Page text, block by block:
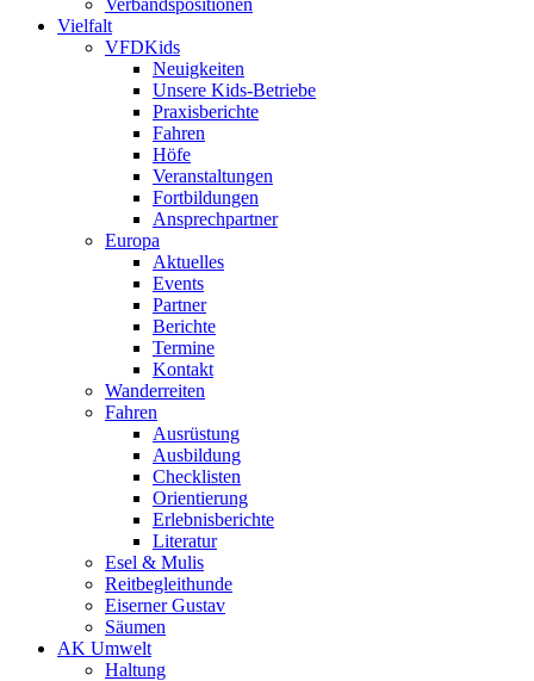
Verbandspositionen
Vielfalt
VFDKids
Neuigkeiten
Unsere Kids-Betriebe
Praxisberichte
Fahren
Höfe
Veranstaltungen
Fortbildungen
Ansprechpartner
Europa
Aktuelles
Events
Partner
Berichte
Termine
Kontakt
Wanderreiten
Fahren
Ausrüstung
Ausbildung
Checklisten
Orientierung
Erlebnisberichte
Literatur
Esel & Mulis
Reitbegleithunde
Eiserner Gustav
Säumen
AK Umwelt
Haltung